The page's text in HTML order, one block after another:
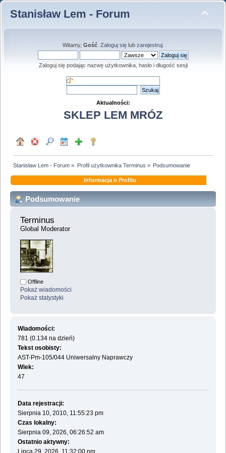
Stanisław Lem - Forum
Witamy, Gość. Zaloguj sięlub zarejestruj.
Zaloguj się podając nazwę użytkownika, hasło i długość sesji
Aktualności:
SKLEP LEM MRÓZ
Stanisław Lem - Forum » Profil użytkownika Terminus » Podsumowanie
Informacja o Profilu
Podsumowanie
Terminus
Global Moderator
Offline
Pokaż wiadomości
Pokaż statystyki
Wiadomości:
781 (0.134 na dzień)
Tekst osobisty:
AST-Pm-105/044 Uniwersalny Naprawczy
Wiek:
47
Data rejestracji:
Sierpnia 10, 2010, 11:55:23 pm
Czas lokalny:
Sierpnia 09, 2026, 06:26:52 am
Ostatnio aktywny:
Lipca 29, 2026, 11:32:00 pm